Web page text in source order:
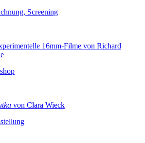
Screening
16mm-Filme von Richard
von Clara Wieck